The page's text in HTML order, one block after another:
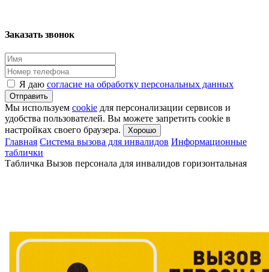
Заказать звонок
Я даю согласие на обработку персональных данных
Отправить
Мы используем cookie для персонализации сервисов и
удобства пользователей. Вы можете запретить cookie в
настройках своего браузера.
Хорошо
Главная Система вызова для инвалидов Информационные
таблички
Табличка Вызов персонала для инвалидов горизонтальная